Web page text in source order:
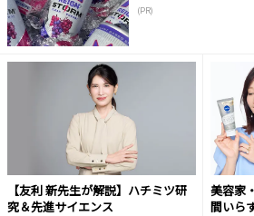
(PR)
【友利 新先生が解説】ハチミツ研
究＆先進サイエンス
美容家
間いら